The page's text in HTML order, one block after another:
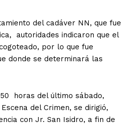
del cadáver NN, que fue
autoridades indicaron que el
por lo que fue
donde se determinará las
horas del último sábado,
del Crimen, se dirigió,
con Jr. San Isidro, a fin de